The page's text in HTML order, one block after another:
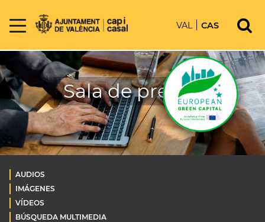
VAL CAS
Sala de prensa
AUDIOS
IMÁGENES
VÍDEOS
BÚSQUEDA MULTIMEDIA